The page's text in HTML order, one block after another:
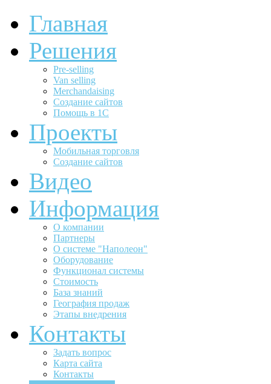
Главная
Решения
Pre-selling
Van selling
Merchandaising
Создание сайтов
Помощь в 1С
Проекты
Мобильная торговля
Создание сайтов
Видео
Информация
О компании
Партнеры
О системе "Наполеон"
Оборудование
Функционал системы
Стоимость
База знаний
География продаж
Этапы внедрения
Контакты
Задать вопрос
Карта сайта
Контакты